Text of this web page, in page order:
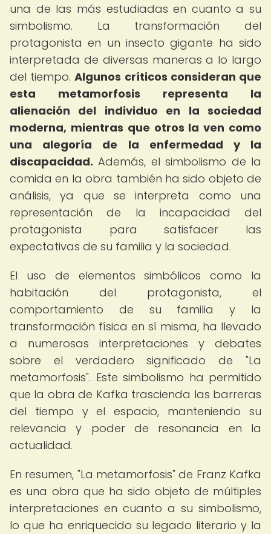
una de las más estudiadas en cuanto a su
simbolismo. La transformación del
protagonista en un insecto gigante ha sido
interpretada de diversas maneras a lo largo
del tiempo.Algunos críticos consideran que
esta metamorfosis representa la
alienación del individuo en la sociedad
moderna, mientras que otros la ven como
una alegoría de la enfermedad y la
discapacidad. Además, el simbolismo de la
comida en la obra también ha sido objeto de
análisis, ya que se interpreta como una
representación de la incapacidad del
protagonista para satisfacer las
expectativas de su familia y la sociedad.
El uso de elementos simbólicos como la
habitación del protagonista, el
comportamiento de su familia y la
transformación física en sí misma, ha llevado
a numerosas interpretaciones y debates
sobre el verdadero significado de "La
metamorfosis". Este simbolismo ha permitido
que la obra de Kafka trascienda las barreras
del tiempo y el espacio, manteniendo su
relevancia y poder de resonancia en la
actualidad.
En resumen, "La metamorfosis" de Franz Kafka
es una obra que ha sido objeto de múltiples
interpretaciones en cuanto a su simbolismo,
lo que ha enriquecido su legado literario y la